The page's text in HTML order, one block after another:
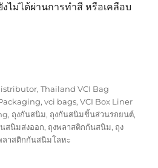
ไม่ได้ผ่านการทำสี หรือเคลือบ
งพลาสติกกันสนิมรองก้นกล่องขนาด
,Thailand VCI Bag
,vci bags,VCI Box Liner
, ถุงกันสนิม, ถุงกันสนิมชิ้นส่วนรถยนต์,
สนิมส่งออก, ถุงพลาสติกกันสนิม, ถุง
ลาสติกกันสนิมโลหะ